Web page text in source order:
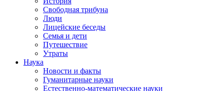
Свободная трибуна
Люди
Лицейские беседы
Семья и дети
Путешествие
Утраты
Наука
Новости и факты
Гуманитарные науки
Естественно-математические науки